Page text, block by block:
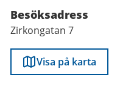
Besöksadress
Zirkongatan 7
Visa på karta